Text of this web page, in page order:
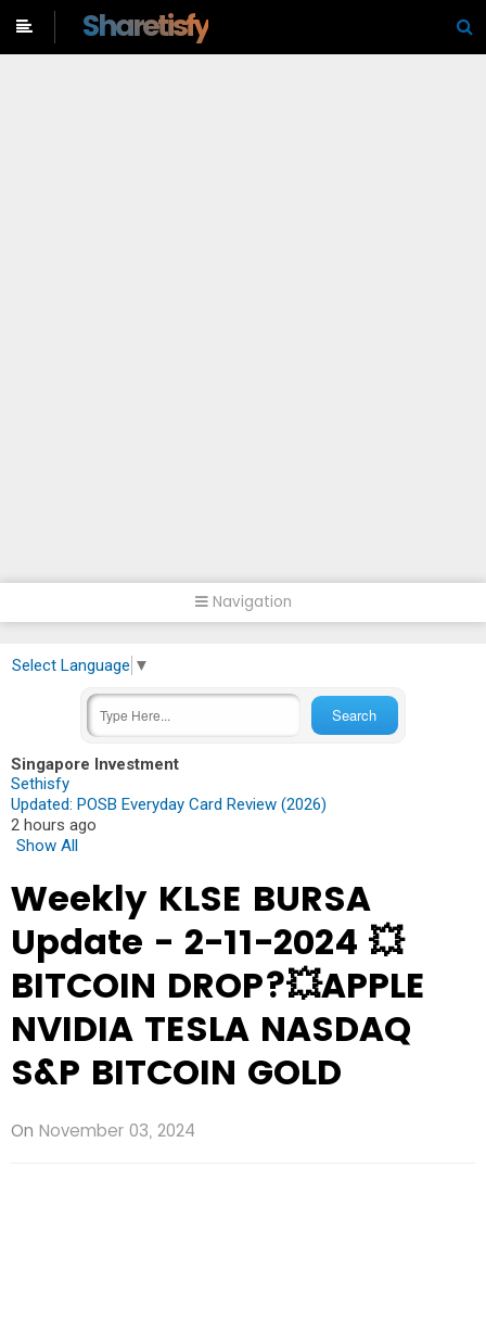
Sharetisfy
Navigation
Select Language ▼
Singapore Investment
Sethisfy
Updated: POSB Everyday Card Review (2026)
2 hours ago
Show All
Weekly KLSE BURSA
Update - 2-11-2024 💥
BITCOIN DROP?💥APPLE
NVIDIA TESLA NASDAQ
S&P BITCOIN GOLD
On November 03, 2024